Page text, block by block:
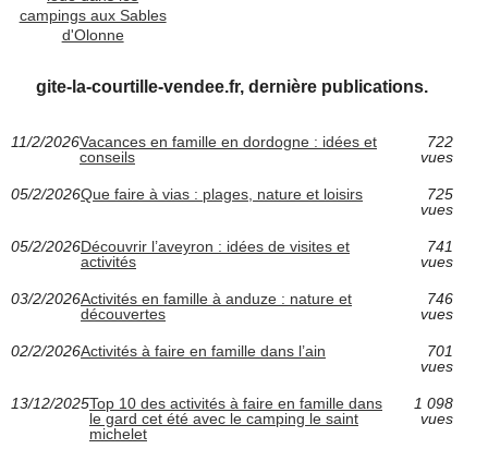
campings aux Sables
d'Olonne
gite-la-courtille-vendee.fr, dernière publications.
11/2/2026Vacances en famille en dordogne : idées et
conseils
722
vues
05/2/2026Que faire à vias : plages, nature et loisirs
725
vues
05/2/2026Découvrir l’aveyron : idées de visites et
activités
741
vues
03/2/2026Activités en famille à anduze : nature et
découvertes
746
vues
02/2/2026Activités à faire en famille dans l’ain
701
vues
13/12/2025Top 10 des activités à faire en famille dans
le gard cet été avec le camping le saint
michelet
1 098
vues